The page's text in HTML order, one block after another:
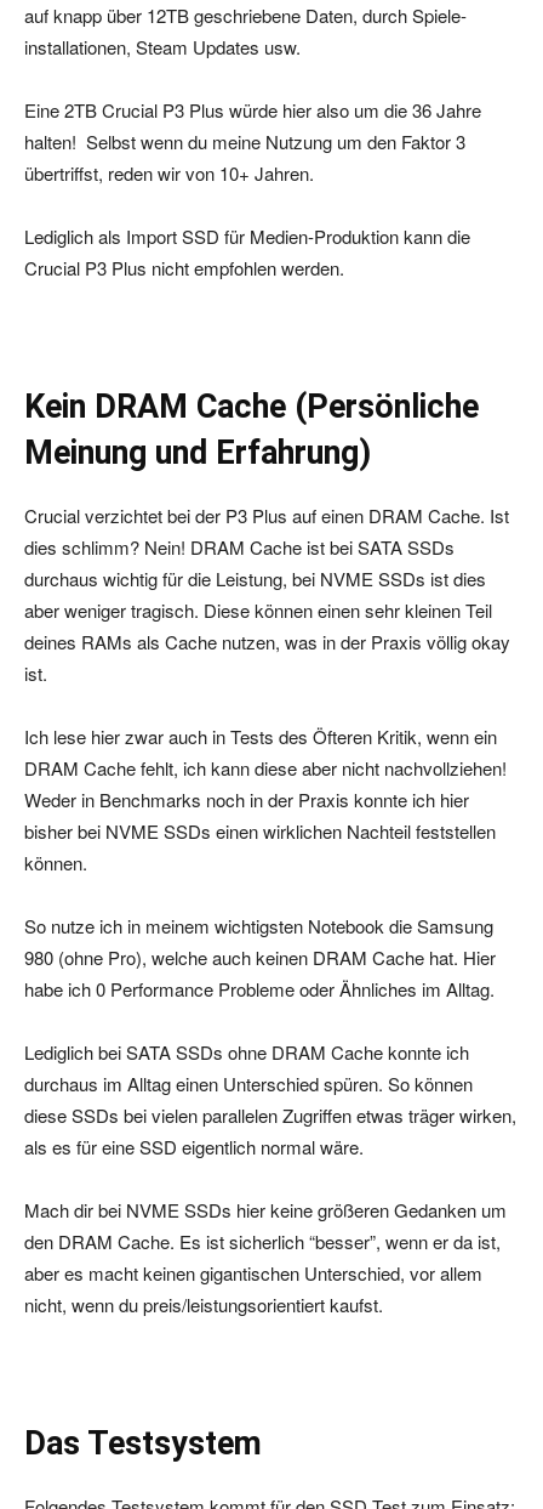
auf knapp über 12TB geschriebene Daten, durch Spiele-
installationen, Steam Updates usw.
Eine 2TB Crucial P3 Plus würde hier also um die 36 Jahre
halten! Selbst wenn du meine Nutzung um den Faktor 3
übertriffst, reden wir von 10+ Jahren.
Lediglich als Import SSD für Medien-Produktion kann die
Crucial P3 Plus nicht empfohlen werden.
Kein DRAM Cache (Persönliche
Meinung und Erfahrung)
Crucial verzichtet bei der P3 Plus auf einen DRAM Cache. Ist
dies schlimm? Nein! DRAM Cache ist bei SATA SSDs
durchaus wichtig für die Leistung, bei NVME SSDs ist dies
aber weniger tragisch. Diese können einen sehr kleinen Teil
deines RAMs als Cache nutzen, was in der Praxis völlig okay
ist.
Ich lese hier zwar auch in Tests des Öfteren Kritik, wenn ein
DRAM Cache fehlt, ich kann diese aber nicht nachvollziehen!
Weder in Benchmarks noch in der Praxis konnte ich hier
bisher bei NVME SSDs einen wirklichen Nachteil feststellen
können.
So nutze ich in meinem wichtigsten Notebook die Samsung
980 (ohne Pro), welche auch keinen DRAM Cache hat. Hier
habe ich 0 Performance Probleme oder Ähnliches im Alltag.
Lediglich bei SATA SSDs ohne DRAM Cache konnte ich
durchaus im Alltag einen Unterschied spüren. So können
diese SSDs bei vielen parallelen Zugriffen etwas träger wirken,
als es für eine SSD eigentlich normal wäre.
Mach dir bei NVME SSDs hier keine größeren Gedanken um
den DRAM Cache. Es ist sicherlich “besser”, wenn er da ist,
aber es macht keinen gigantischen Unterschied, vor allem
nicht, wenn du preis/leistungsorientiert kaufst.
Das Testsystem